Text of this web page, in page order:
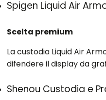
Spigen Liquid Air
Scelta premium
La custodia Liquid Air
difendere il display da
Shenou Custodia e